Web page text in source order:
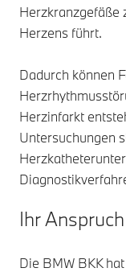
Herzkranzgefäße
Herzens führt.
Dadurch können
Herzinfarkt
Untersuchungen
Ihr
Die BMW BKK